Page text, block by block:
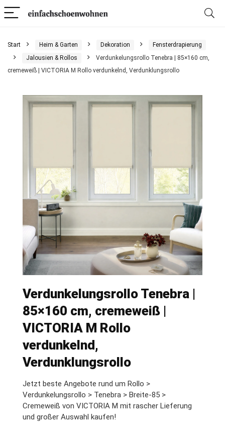
Start Heim & Garten Dekoration
Fensterdrapierung
Jalousien & Rollos
Verdunkelungsrollo Tenebra | 85×160 cm,
cremeweiß | VICTORIA M Rollo verdunkelnd, Verdunklungsrollo
Verdunkelungsrollo Tenebra |
85×160 cm, cremeweiß |
VICTORIA M Rollo
verdunkelnd,
Verdunklungsrollo
Jetzt beste Angebote rund um Rollo >
Verdunkelungsrollo > Tenebra > Breite-85 >
Cremeweiß von VICTORIA M mit rascher Lieferung
und großer Auswahl kaufen!